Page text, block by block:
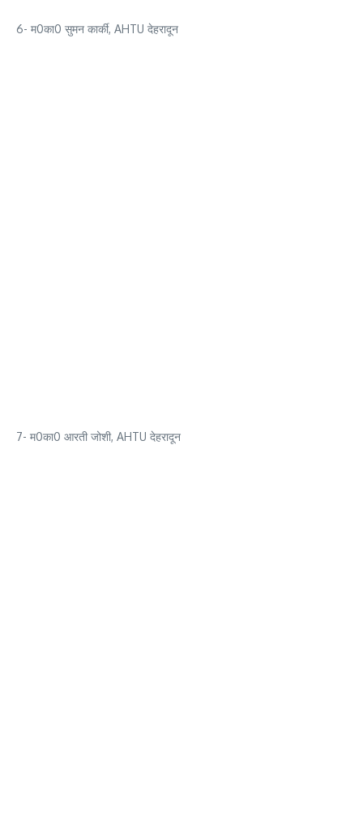
6- म0का0 सुमन कार्की, AHTU देहरादून
7- म0का0 आरती जोशी, AHTU देहरादून